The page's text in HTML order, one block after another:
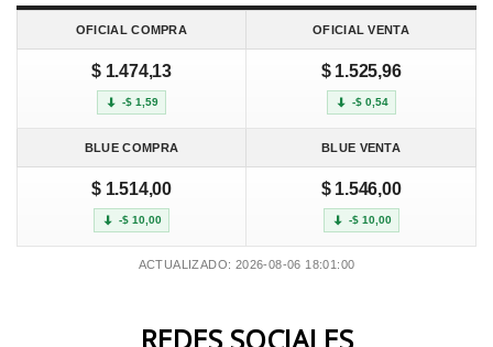
OFICIAL COMPRA OFICIAL VENTA
$ 1.474,13
-$ 1,59
$ 1.525,96
-$ 0,54
BLUE COMPRA BLUE VENTA
$ 1.514,00
-$ 10,00
$ 1.546,00
-$ 10,00
ACTUALIZADO: 2026-08-06 18:01:00
REDES SOCIALES